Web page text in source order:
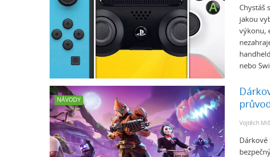
Chystáš
jakou
výkonu,
nebo
NÁVODY
Vojtěch